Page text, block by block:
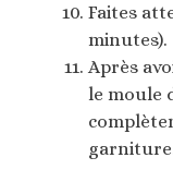
Faites
minutes).
Après
le moule